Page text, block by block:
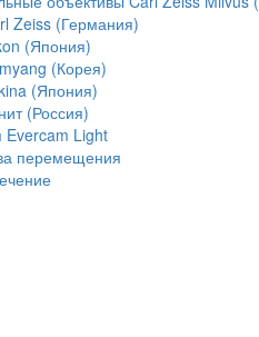
Zeiss (Германия)
(Япония)
(Корея)
(Япония)
(Россия)
Light
перемещения